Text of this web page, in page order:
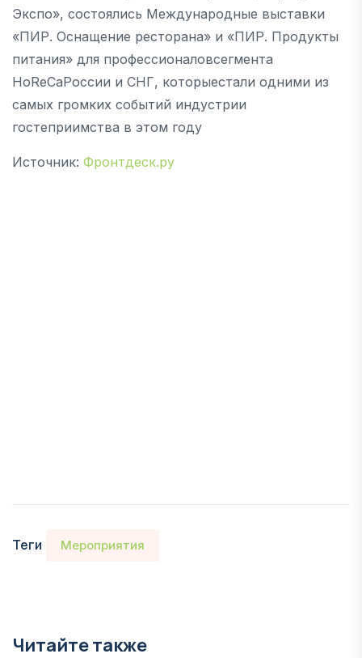
Экспо», состоялись Международные выставки
«ПИР. Оснащение ресторана» и «ПИР. Продукты
питания» для профессионаловсегмента
HoReCaРоссии и СНГ, которыестали одними из
самых громких событий индустрии
гостеприимства в этом году
Источник: Фронтдеск.ру
Теги Мероприятия
Читайте также